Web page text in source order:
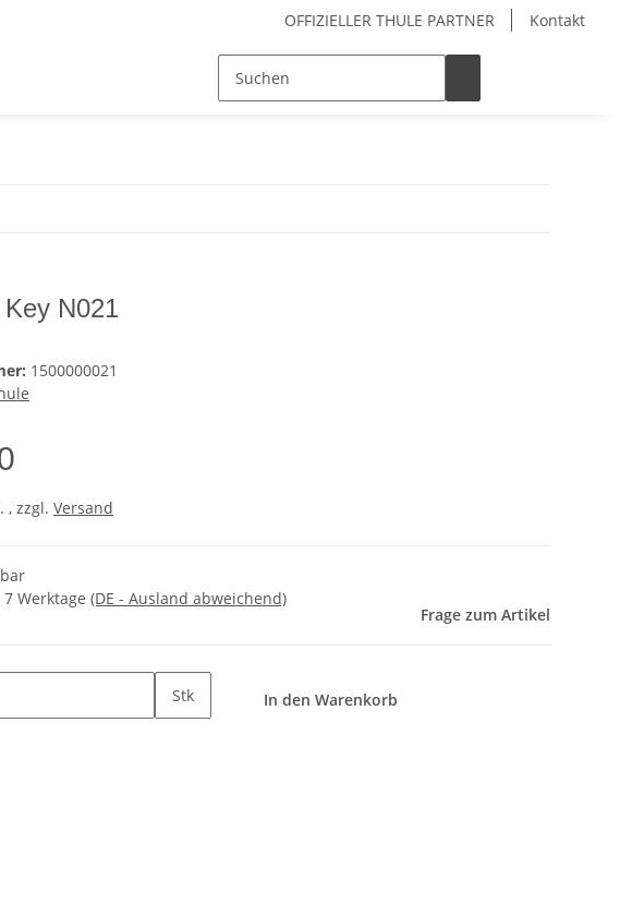
OFFIZIELLER THULE PARTNER Kontakt
N021
1500000021
, zzgl. Versand
7 Werktage (DE - Ausland abweichend)
Frage zum Artikel
Stk In den Warenkorb